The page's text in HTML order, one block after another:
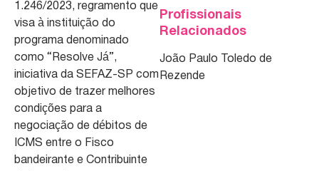
1.246/2023, regramento que
visa à instituição do
programa denominado
como “Resolve Já”,
iniciativa da SEFAZ-SP com
objetivo de trazer melhores
condições para a
negociação de débitos de
ICMS entre o Fisco
bandeirante e Contribuinte
Profissionais
Relacionados
João Paulo Toledo de
Rezende